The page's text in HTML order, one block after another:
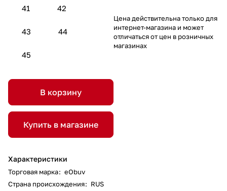
41 42
43 44
45
В корзину
Купить в магазине
Характеристики
Торговая марка: eObuv
Страна происхождения: RUS
Цена действительна только для
интернет-магазина и может
отличаться от цен в розничных
магазинах